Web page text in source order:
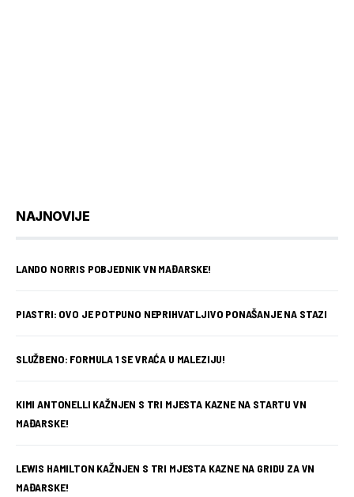
NAJNOVIJE
LANDO NORRIS POBJEDNIK VN MAĐARSKE!
PIASTRI: OVO JE POTPUNO NEPRIHVATLJIVO PONAŠANJE NA STAZI
SLUŽBENO: FORMULA 1 SE VRAĆA U MALEZIJU!
KIMI ANTONELLI KAŽNJEN S TRI MJESTA KAZNE NA STARTU VN
MAĐARSKE!
LEWIS HAMILTON KAŽNJEN S TRI MJESTA KAZNE NA GRIDU ZA VN
MAĐARSKE!